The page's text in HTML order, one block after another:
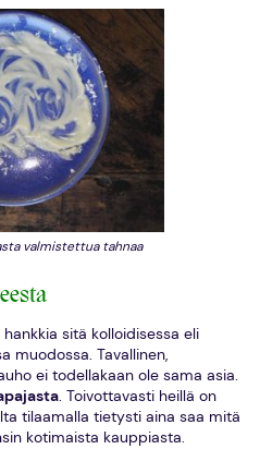
valmistettua tahnaa
sitä kolloidisessa eli
muodossa. Tavallinen,
ei todellakaan ole sama asia.
. Toivottavasti heillä on
tilaamalla tietysti aina saa mitä
kotimaista kauppiasta.